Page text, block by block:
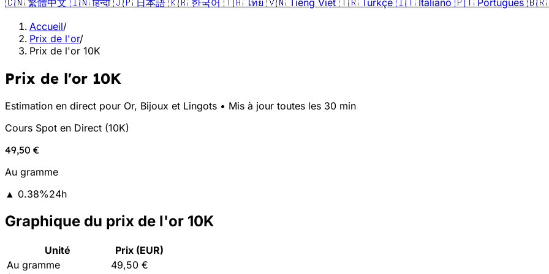
🇨🇳 繁體中文 🇮🇳 हिन्दी 🇯🇵 日本語 🇰🇷 한국어 🇹🇭 ไทย 🇻🇳 Tiếng Việt 🇹🇷 Türkçe 🇮🇹 Italiano 🇵🇹 Português 🇧🇷
Accueil/
Prix de l'or/
Prix de l'or 10K
Prix de l'or 10K
Estimation en direct pour Or, Bijoux et Lingots • Mis à jour toutes les 30 min
Cours Spot en Direct (10K)
49,50 €
Au gramme
▲ 0.38%24h
Graphique du prix de l'or 10K
Unité
Prix (EUR)
Au gramme
49,50 €